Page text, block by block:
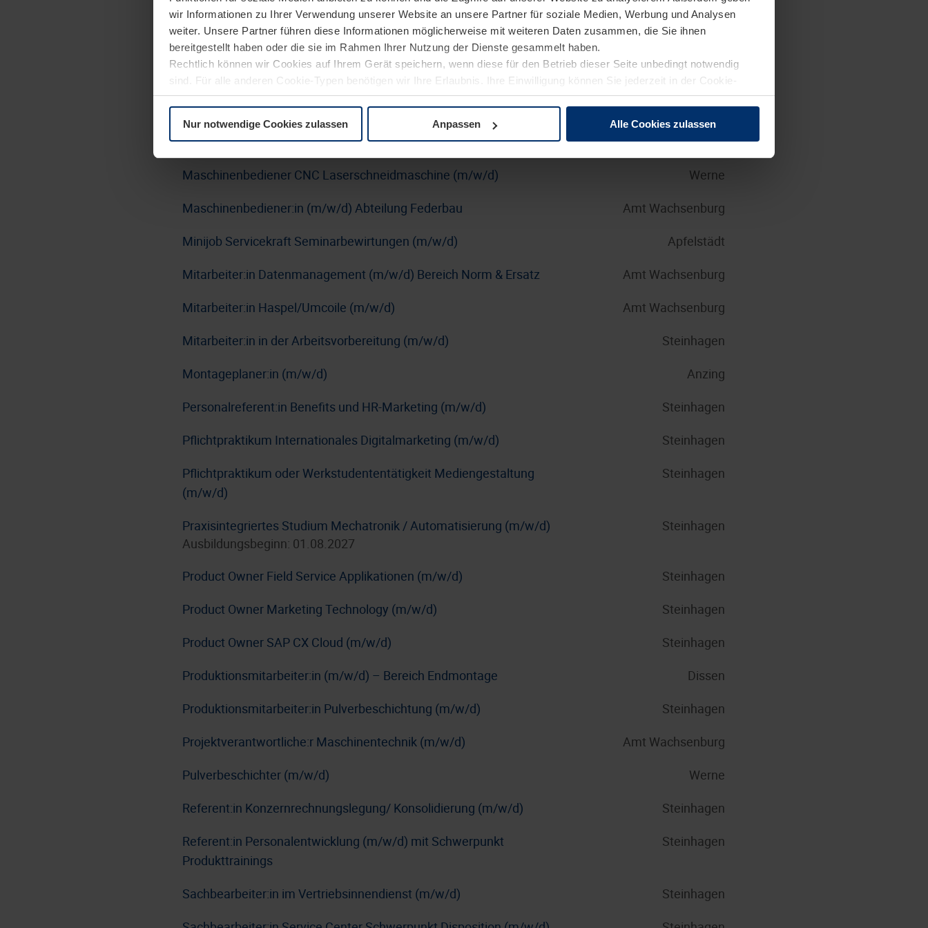
wir Informationen zu Ihrer Verwendung unserer Website an unsere Partner für soziale Medien, Werbung und Analysen
weiter. Unsere Partner führen diese Informationen möglicherweise mit weiteren Daten zusammen, die Sie ihnen
bereitgestellt haben oder die sie im Rahmen Ihrer Nutzung der Dienste gesammelt haben.
Rechtlich können wir Cookies auf Ihrem Gerät speichern, wenn diese für den Betrieb dieser Seite unbedingt notwendig
sind. Für alle anderen Cookie-Typen benötigen wir Ihre Erlaubnis. Ihre Einwilligung können Sie jederzeit in der Cookie-
Erläuterung auf der Seite Datenschutzerklärung unserer Website ändern oder widerrufen.
Nur notwendige Cookies zulassen Anpassen Alle Cookies zulassen
Lackierer:in Nasslackierung (m/w/d)
Bereich Haustürlinie-Türblatt
Brandis
Linux Administrator:in SUSE mit DevOps-Schwerpunkt (m/w/d)
Steinhagen
LKW-Fahrer:in / Berufskraftfahrer:in Nahverkehr (m/w/d)
Großkrotzenburg
Maschinen- und Anlagenführer:in (m/w/d)
Brandis
Maschinenbediener CNC Laserschneidmaschine (m/w/d)
Werne
Maschinenbediener:in (m/w/d) Abteilung Federbau
Amt Wachsenburg
Minijob Servicekraft Seminarbewirtungen (m/w/d)
Apfelstädt
Mitarbeiter:in Datenmanagement (m/w/d) Bereich Norm & Ersatz
Amt Wachsenburg
Mitarbeiter:in Haspel/Umcoile (m/w/d)
Amt Wachsenburg
Mitarbeiter:in in der Arbeitsvorbereitung (m/w/d)
Steinhagen
Montageplaner:in (m/w/d)
Anzing
Personalreferent:in Benefits und HR-Marketing (m/w/d)
Steinhagen
Pflichtpraktikum Internationales Digitalmarketing (m/w/d)
Steinhagen
Pflichtpraktikum oder Werkstudententätigkeit Mediengestaltung
(m/w/d)
Steinhagen
Praxisintegriertes Studium Mechatronik / Automatisierung (m/w/d)
Ausbildungsbeginn: 01.08.2027
Steinhagen
Product Owner Field Service Applikationen (m/w/d)
Steinhagen
Product Owner Marketing Technology (m/w/d)
Steinhagen
Product Owner SAP CX Cloud (m/w/d)
Steinhagen
Produktionsmitarbeiter:in (m/w/d) – Bereich Endmontage
Dissen
Produktionsmitarbeiter:in Pulverbeschichtung (m/w/d)
Steinhagen
Projektverantwortliche:r Maschinentechnik (m/w/d)
Amt Wachsenburg
Pulverbeschichter (m/w/d)
Werne
Referent:in Konzernrechnungslegung/ Konsolidierung (m/w/d)
Steinhagen
Referent:in Personalentwicklung (m/w/d) mit Schwerpunkt
Produkttrainings
Steinhagen
Sachbearbeiter:in im Vertriebsinnendienst (m/w/d)
Steinhagen